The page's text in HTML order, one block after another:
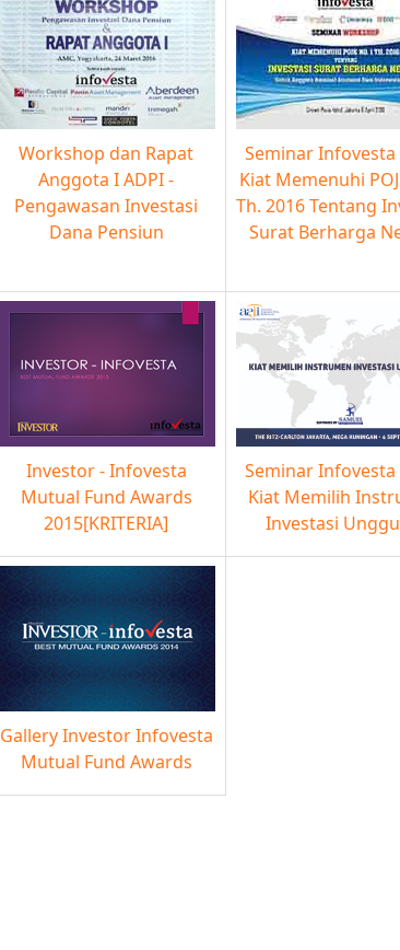
Workshop dan Rapat
Anggota I ADPI -
Pengawasan Investasi
Dana Pensiun
Seminar Infovesta
Kiat Memenuhi
Th. 2016 Tentang
Surat Berharga
Investor - Infovesta
Mutual Fund Awards
2015[KRITERIA]
Seminar Infovesta
Kiat Memilih
Investasi
Gallery Investor Infovesta
Mutual Fund Awards